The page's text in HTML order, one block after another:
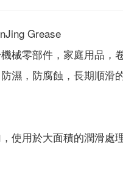
Grease
械零部件，家庭用品，
濕，防腐蝕，長期順滑的
使用於大面積的潤滑處